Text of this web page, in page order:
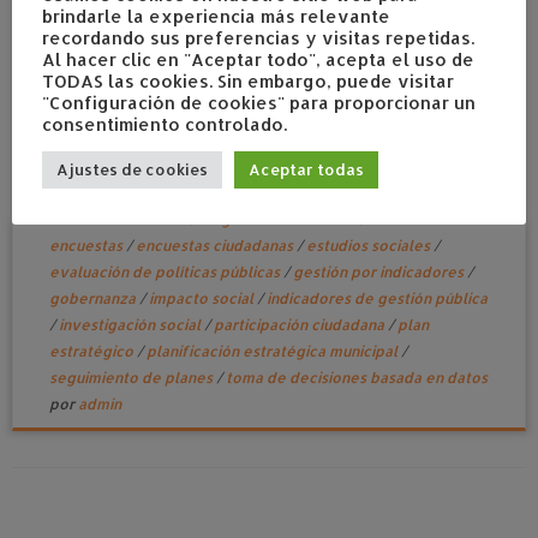
Del dato al plan: decisiones que se cumplen
administración pública
análisis de datos públicos
local planificación/consultoría sector público
encuestas /encuestas ciudadanas /estudios sociales /
evaluación de políticas públicas /gestión por indicadores /
gobernanza /impacto social /indicadores de gestión pública
/investigación social /participación ciudadana /plan
estratégico /planificación estratégica municipal /
seguimiento de planes / toma de decisiones basada en datos
por admin
brindarle la experiencia más relevante
recordando sus preferencias y visitas repetidas.
Al hacer clic en "Aceptar todo", acepta el uso de
TODAS las cookies. Sin embargo, puede visitar
"Configuración de cookies" para proporcionar un
consentimiento controlado.
Ajustes de cookies Aceptar todas